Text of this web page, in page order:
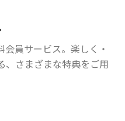
員サービス。楽しく・
、さまざまな特典をご用